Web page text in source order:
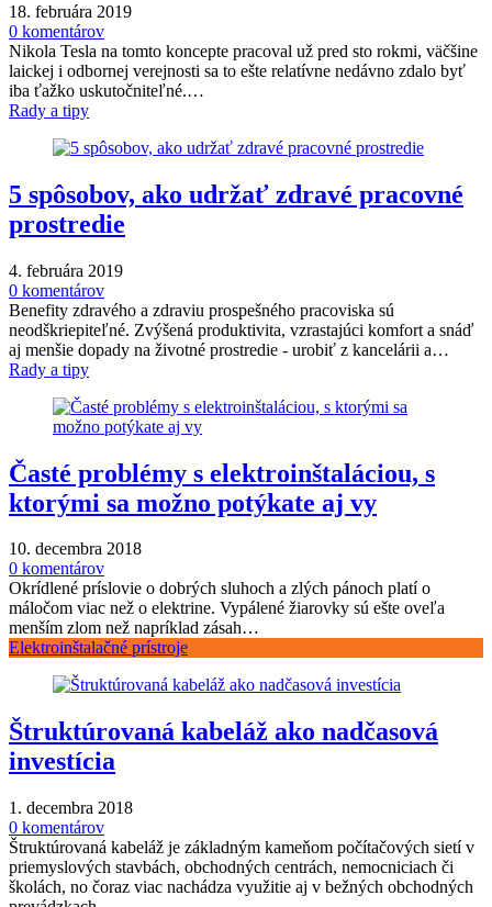
18. februára 2019
0 komentárov
Nikola Tesla na tomto koncepte pracoval už pred sto rokmi, väčšine
laickej i odbornej verejnosti sa to ešte relatívne nedávno zdalo byť
iba ťažko uskutočniteľné.…
Rady a tipy
5 spôsobov, ako udržať zdravé pracovné
prostredie
4. februára 2019
0 komentárov
Benefity zdravého a zdraviu prospešného pracoviska sú
neodškriepiteľné. Zvýšená produktivita, vzrastajúci komfort a snáď
aj menšie dopady na životné prostredie - urobiť z kancelárii a…
Rady a tipy
Časté problémy s elektroinštaláciou, s
ktorými sa možno potýkate aj vy
10. decembra 2018
0 komentárov
Okrídlené príslovie o dobrých sluhoch a zlých pánoch platí o
máločom viac než o elektrine. Vypálené žiarovky sú ešte oveľa
menším zlom než napríklad zásah…
Elektroinštalačné prístroje
Štruktúrovaná kabeláž ako nadčasová
investícia
1. decembra 2018
0 komentárov
Štruktúrovaná kabeláž je základným kameňom počítačových sietí v
priemyslových stavbách, obchodných centrách, nemocniciach či
školách, no čoraz viac nachádza využitie aj v bežných obchodných